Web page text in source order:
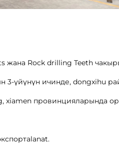
жана Rock drilling Teeth
3-үйүнүн ичинде, dongxihu
xiamen провинцияларында